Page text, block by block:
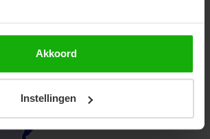
Akkoord
Instellingen